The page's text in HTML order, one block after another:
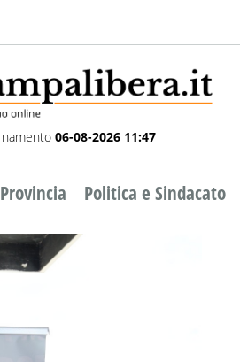
06-08-2026 11:47
Politica e Sindacato